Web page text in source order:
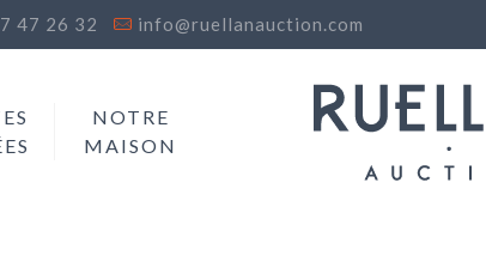
47 26 32 info@ruellanauction.com
NOTRE
MAISON